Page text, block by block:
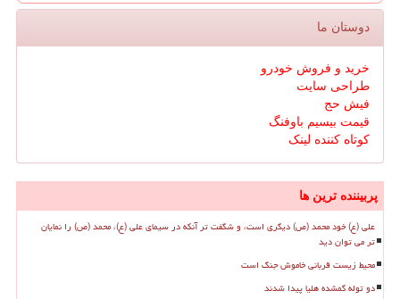
دوستان ما
خرید و فروش خودرو
طراحی سایت
فیش حج
قیمت بیسیم باوفنگ
کوتاه کننده لینک
پربیننده ترین ها
علی (ع) خود محمد (ص) دیگری است، و شگفت تر آنکه در سیمای علی (ع)، محمد (ص) را نمایان
تر می توان دید
محیط زیست قربانی خاموش جنگ است
دو توله گمشده هلیا پیدا شدند